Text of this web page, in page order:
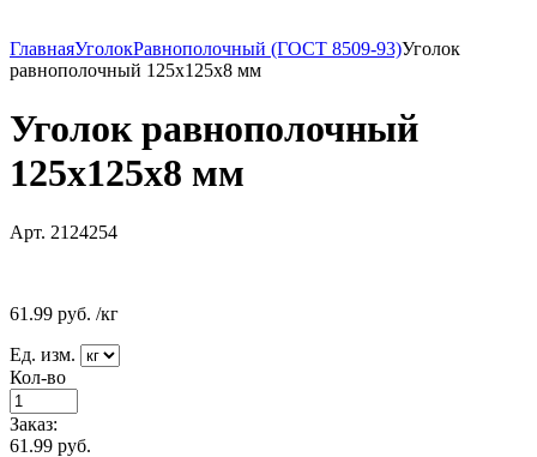
ГлавнаяУголокРавнополочный (ГОСТ 8509-93)Уголок
равнополочный 125х125х8 мм
Уголок равнополочный
125х125х8 мм
Арт. 2124254
61.99 руб. /кг
Ед. изм.
Кол-во
Заказ:
61.99 руб.